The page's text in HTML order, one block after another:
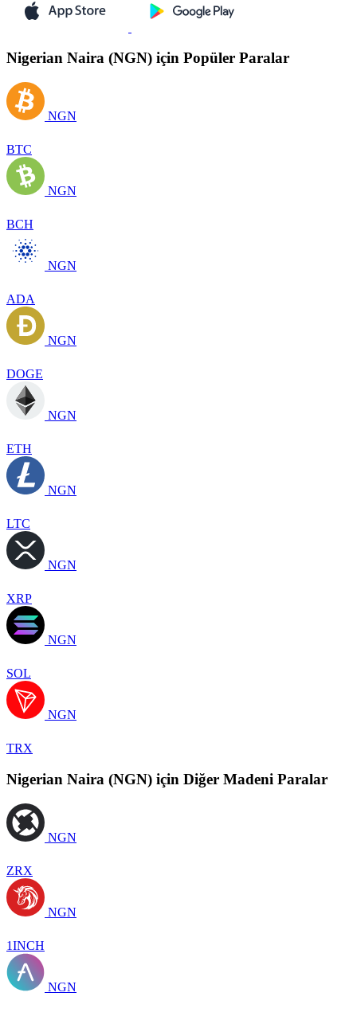
Nigerian Naira (NGN) için Popüler Paralar
NGN
BTC
NGN
BCH
NGN
ADA
NGN
DOGE
NGN
ETH
NGN
LTC
NGN
XRP
NGN
SOL
NGN
TRX
Nigerian Naira (NGN) için Diğer Madeni Paralar
NGN
ZRX
NGN
1INCH
NGN